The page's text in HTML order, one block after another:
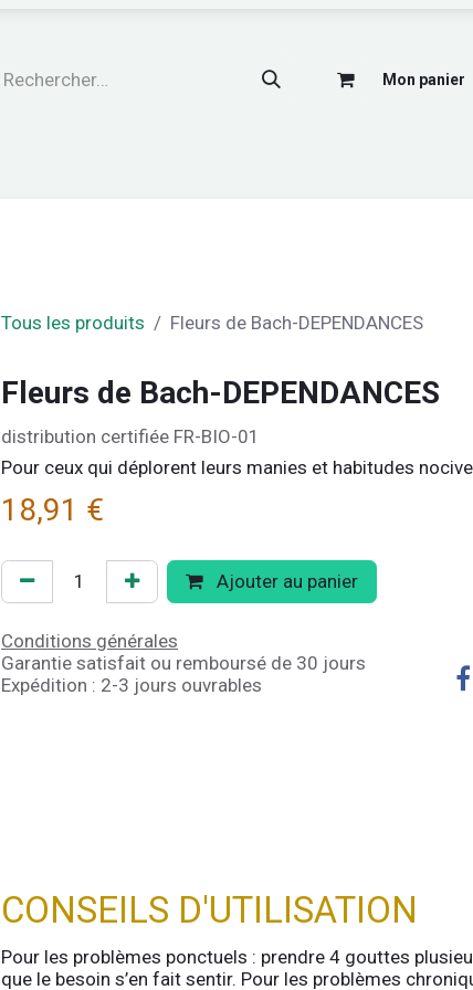
Mon panier
Tous les produits Fleurs de Bach-DEPENDANCES
Fleurs de Bach-DEPENDANCES
distribution certifiée FR-BIO-01
Pour ceux qui déplorent leurs manies et habitudes
18,91 €
Ajouter au panier
Conditions générales
Garantie satisfait ou remboursé de 30 jours
Expédition : 2-3 jours ouvrables
CONSEILS D'UTILISATION
Pour les problèmes ponctuels : prendre 4 gouttes
que le besoin s’en fait sentir. Pour les problèmes